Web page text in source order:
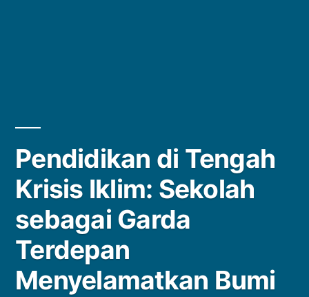
Pendidikan di Tengah
Krisis Iklim: Sekolah
sebagai Garda
Terdepan
Menyelamatkan Bumi